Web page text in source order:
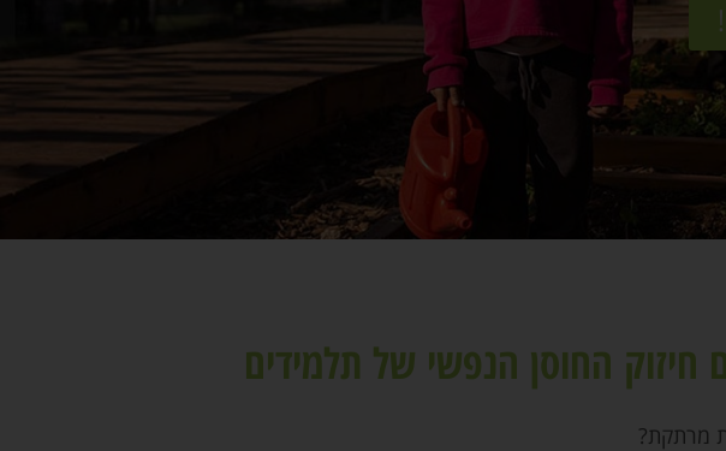
חיזוק החוסן הנפשי של תלמידים
מרתקת?